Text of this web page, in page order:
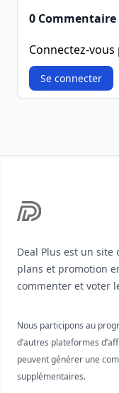
0 Commentaire
Connectez-
Se connecter
Deal Plus est un
plans et promotion
commenter et voter
Nous participons au
d’autres plateformes
peuvent générer une
supplémentaires.